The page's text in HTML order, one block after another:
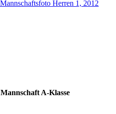
Mannschaft A-Klasse